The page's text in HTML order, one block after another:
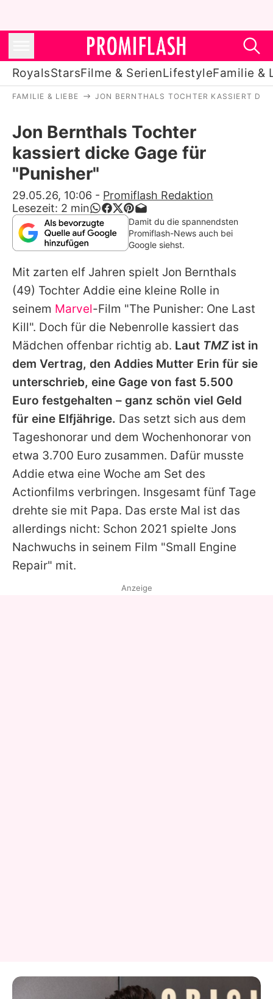
RoyalsStarsFilme & SerienLifestyleFamilie &
Stars
Filme & Serien
Lifestyle
Familie & Liebe
Promiflash Exklusiv
Alle Themen auf Promiflash
Jobs
App runterladen
Team
Redaktionelle Richtlinien
Impressum
Datenschutzerklärung
Utiq verwalten
FAMILIE & LIEBE JON BERNTHALS TOCHTER KASSIERT
Jon Bernthals Tochter
kassiert dicke Gage für
"Punisher"
29.05.26, 10:06 - Promiflash Redaktion
Lesezeit: 2 min
Damit du die spannendsten
Promiflash-News auch bei
Google siehst.
Mit zarten elf Jahren spielt Jon Bernthals
(49) Tochter Addie eine kleine Rolle in
seinem Marvel-Film "The Punisher: One Last
Kill". Doch für die Nebenrolle kassiert das
Mädchen offenbar richtig ab. Laut TMZist in
dem Vertrag, den Addies Mutter Erin für sie
unterschrieb, eine Gage von fast 5.500
Euro festgehalten – ganz schön viel Geld
für eine Elfjährige. Das setzt sich aus dem
Tageshonorar und dem Wochenhonorar von
etwa 3.700 Euro zusammen. Dafür musste
Addie etwa eine Woche am Set des
Actionfilms verbringen. Insgesamt fünf Tage
drehte sie mit Papa. Das erste Mal ist das
allerdings nicht: Schon 2021 spielte Jons
Nachwuchs in seinem Film "Small Engine
Repair" mit.
Anzeige